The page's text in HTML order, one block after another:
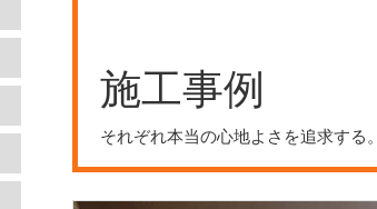
施工事例
それぞれ本当の心地よさを追求する。